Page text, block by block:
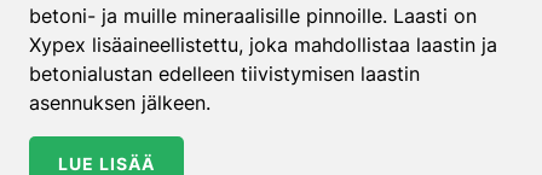
betoni- ja muille mineraalisille pinnoille. Laasti on
Xypex lisäaineellistettu, joka mahdollistaa laastin ja
betonialustan edelleen tiivistymisen laastin
asennuksen jälkeen.
LUE LISÄÄ